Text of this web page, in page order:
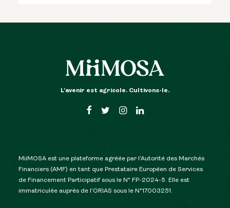
L’avenir est agricole. Cultivons-le.
MiiMOSA est une plateforme agréée par l’Autorité des Marchés
Financiers (AMF) en tant que Prestataire Européen de Services
de Financement Participatif sous le N° FP-2024-5. Elle est
immatriculée auprès de l’ORIAS sous le N°17003251.